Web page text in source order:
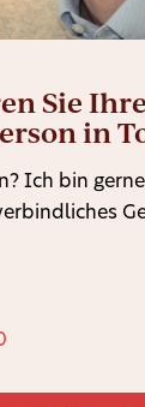
Sie Ihre
in
Ich bin